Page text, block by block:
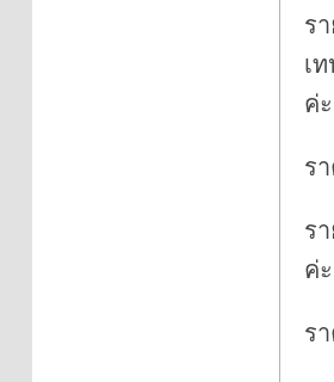
ร
เ
ค่ะ
ร
ร
ค่ะ
ร